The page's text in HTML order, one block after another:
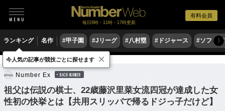
有料会員
毎日6時・11時・17時更新
ランキング 名作 #甲子園 #Jリーグ #八村塁 #ドジャース #ソフト〉
ゲーム 囲碁
Number Ex BACK NUMBER
祖父は伝説の棋士、22歳藤沢里菜女流四冠が達成した女
性初の快挙とは【共用スリッパで帰るドジっ子だけど】
今人気の記事が競技ごとに探せます ×